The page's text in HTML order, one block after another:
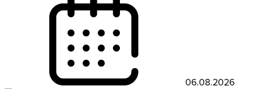
06.08.2026